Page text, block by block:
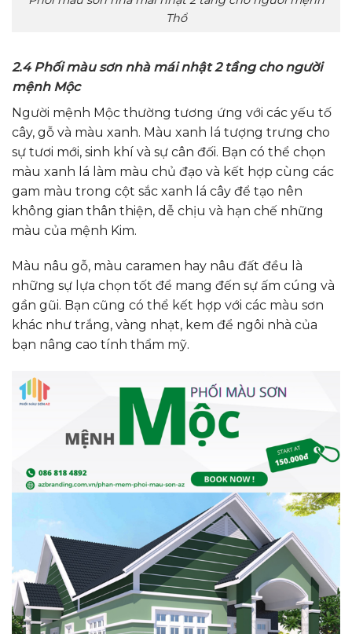
Thổ
2.4 Phối màu sơn nhà mái nhật 2 tầng cho người
mệnh Mộc
Người mệnh Mộc thường tương ứng với các yếu tố
cây, gỗ và màu xanh. Màu xanh lá tượng trưng cho
sự tươi mới, sinh khí và sự cân đối. Bạn có thể chọn
màu xanh lá làm màu chủ đạo và kết hợp cùng các
gam màu trong cột sắc xanh lá cây để tạo nên
không gian thân thiện, dễ chịu và hạn chế những
màu của mệnh Kim.
Màu nâu gỗ, màu caramen hay nâu đất đều là
những sự lựa chọn tốt để mang đến sự ấm cúng và
gần gũi. Bạn cũng có thể kết hợp với các màu sơn
khác như trắng, vàng nhạt, kem để ngôi nhà của
bạn nâng cao tính thẩm mỹ.